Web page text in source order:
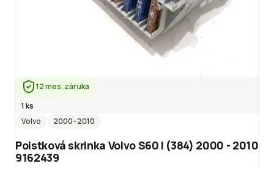
12 mes. záruka
1 ks
Volvo
2000–2010
Poistková skrinka Volvo S60 I (384) 2000 - 2010
9162439